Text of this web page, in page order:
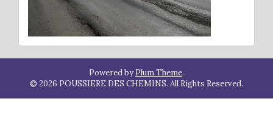
Powered by Plum Theme.
© 2026 POUSSIERE DES CHEMINS. All Rights Reserved.